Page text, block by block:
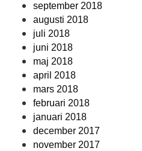
september 2018
augusti 2018
juli 2018
juni 2018
maj 2018
april 2018
mars 2018
februari 2018
januari 2018
december 2017
november 2017